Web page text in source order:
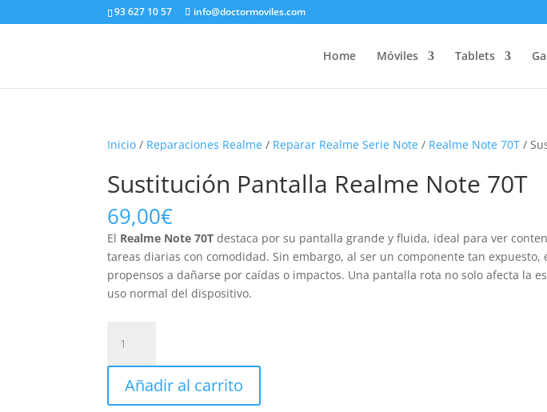
93 627 10 57 info@doctormoviles.com
Home Móviles Tablets
Inicio / Reparaciones Realme / Reparar Realme Serie Note / Realme Note 70T /
Sustitución Pantalla Realme Note 70T
69,00€
El Realme Note 70T destaca por su pantalla grande y fluida, ideal para ver
tareas diarias con comodidad. Sin embargo, al ser un componente tan expuesto,
propensos a dañarse por caídas o impactos. Una pantalla rota no solo afecta la
uso normal del dispositivo.
Pantalla
Realme
Note
70T
Añadir al carrito